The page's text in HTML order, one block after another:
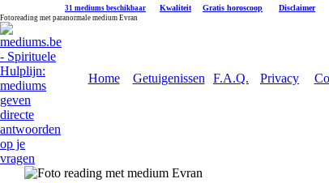
31 mediums beschikbaar Kwaliteit Gratis horoscoop Disclaimer
Fotoreading met paranormale medium Evran
Home Getuigenissen F.A.Q. Privacy